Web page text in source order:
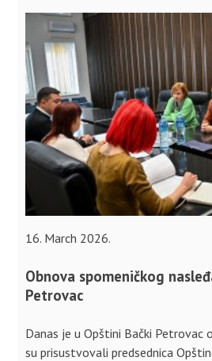
16. March 2026.
Obnova spomeničkog
Petrovac
Danas je u Opštini Bački Petrovac
su prisustvovali predsednica